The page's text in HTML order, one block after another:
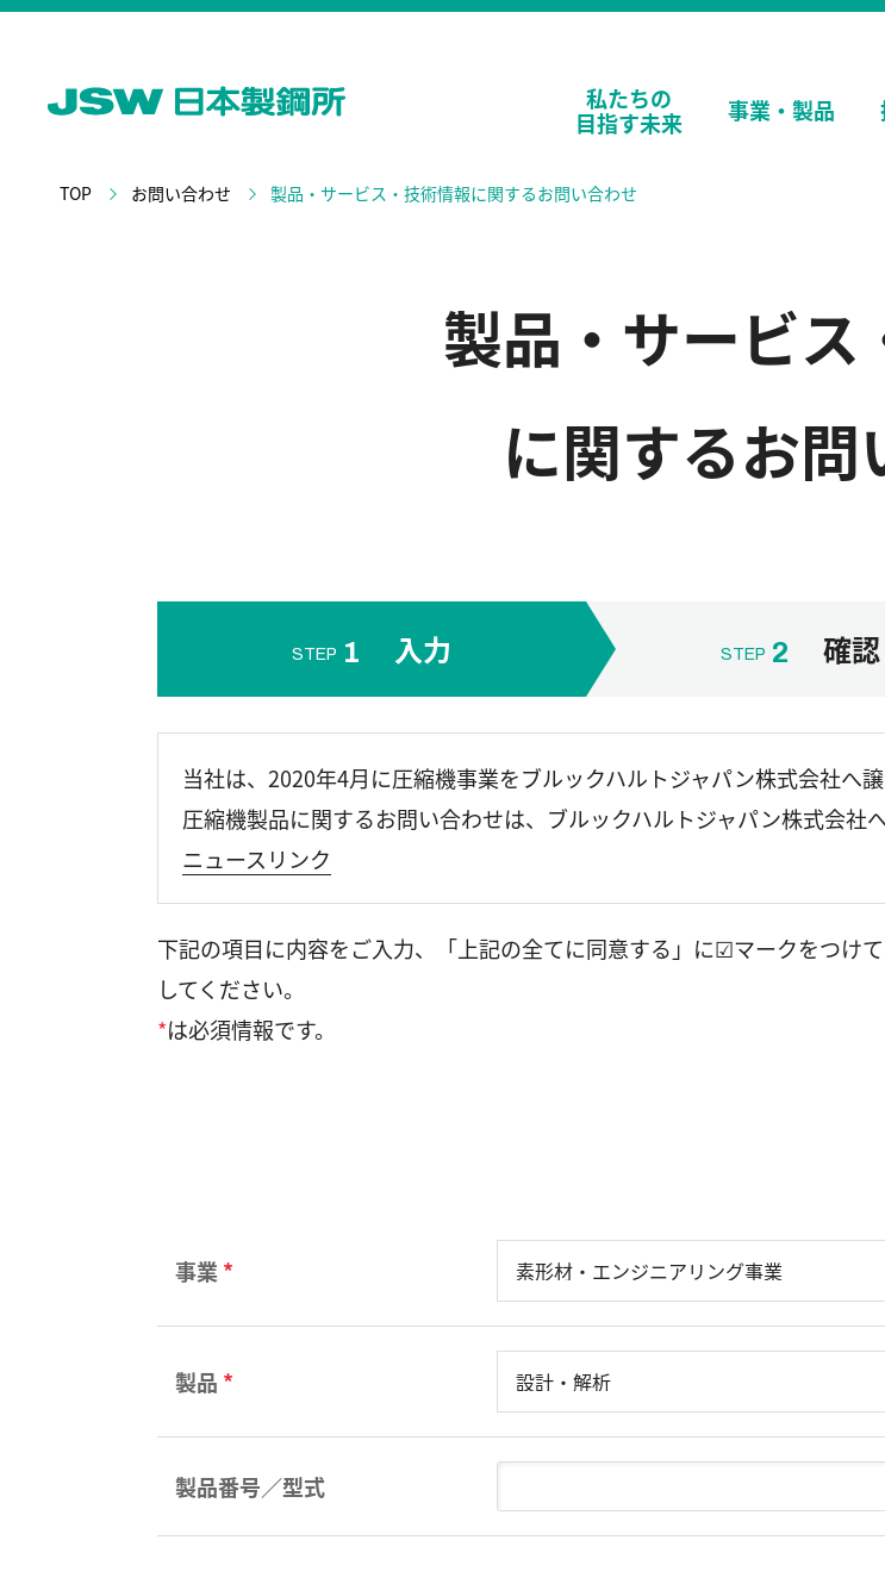
私たちの
目指す未来
事業・ 製品
TOP お問い合わせ 製品・サービス・技術情報に関するお問い合わせ
製品・サービス
に関するお問
STEP 1 入力 STEP 2 確認
当社は、2020年4月に圧縮機事業をブルックハルトジャパン株式会社へ譲
圧縮機製品に関するお問い合わせは、ブルックハルトジャパン株式会社
ニュースリンク
下記の項目に内容をご入力、「上記の全てに同意する」に☑マークをつけ
してください。
*は必須情報です。
事業 *
製品 *
製品番号／型式